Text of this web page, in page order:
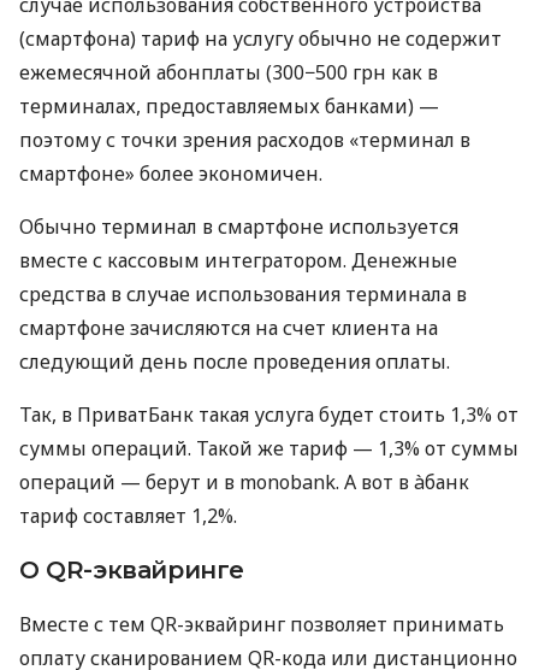
(смартфона) тариф на услугу обычно не содержит
ежемесячной абонплаты (300−500 грн как в
терминалах, предоставляемых банками) —
поэтому с точки зрения расходов «терминал в
смартфоне» более экономичен.
Обычно терминал в смартфоне используется
вместе с кассовым интегратором. Денежные
средства в случае использования терминала в
смартфоне зачисляются на счет клиента на
следующий день после проведения оплаты.
Так, в ПриватБанк такая услуга будет стоить 1,3% от
суммы операций. Такой же тариф — 1,3% от суммы
операций — берут и в monobank. А вот в àбанк
тариф составляет 1,2%.
О QR-эквайринге
Вместе с тем QR-эквайринг позволяет принимать
оплату сканированием QR-кода или дистанционно